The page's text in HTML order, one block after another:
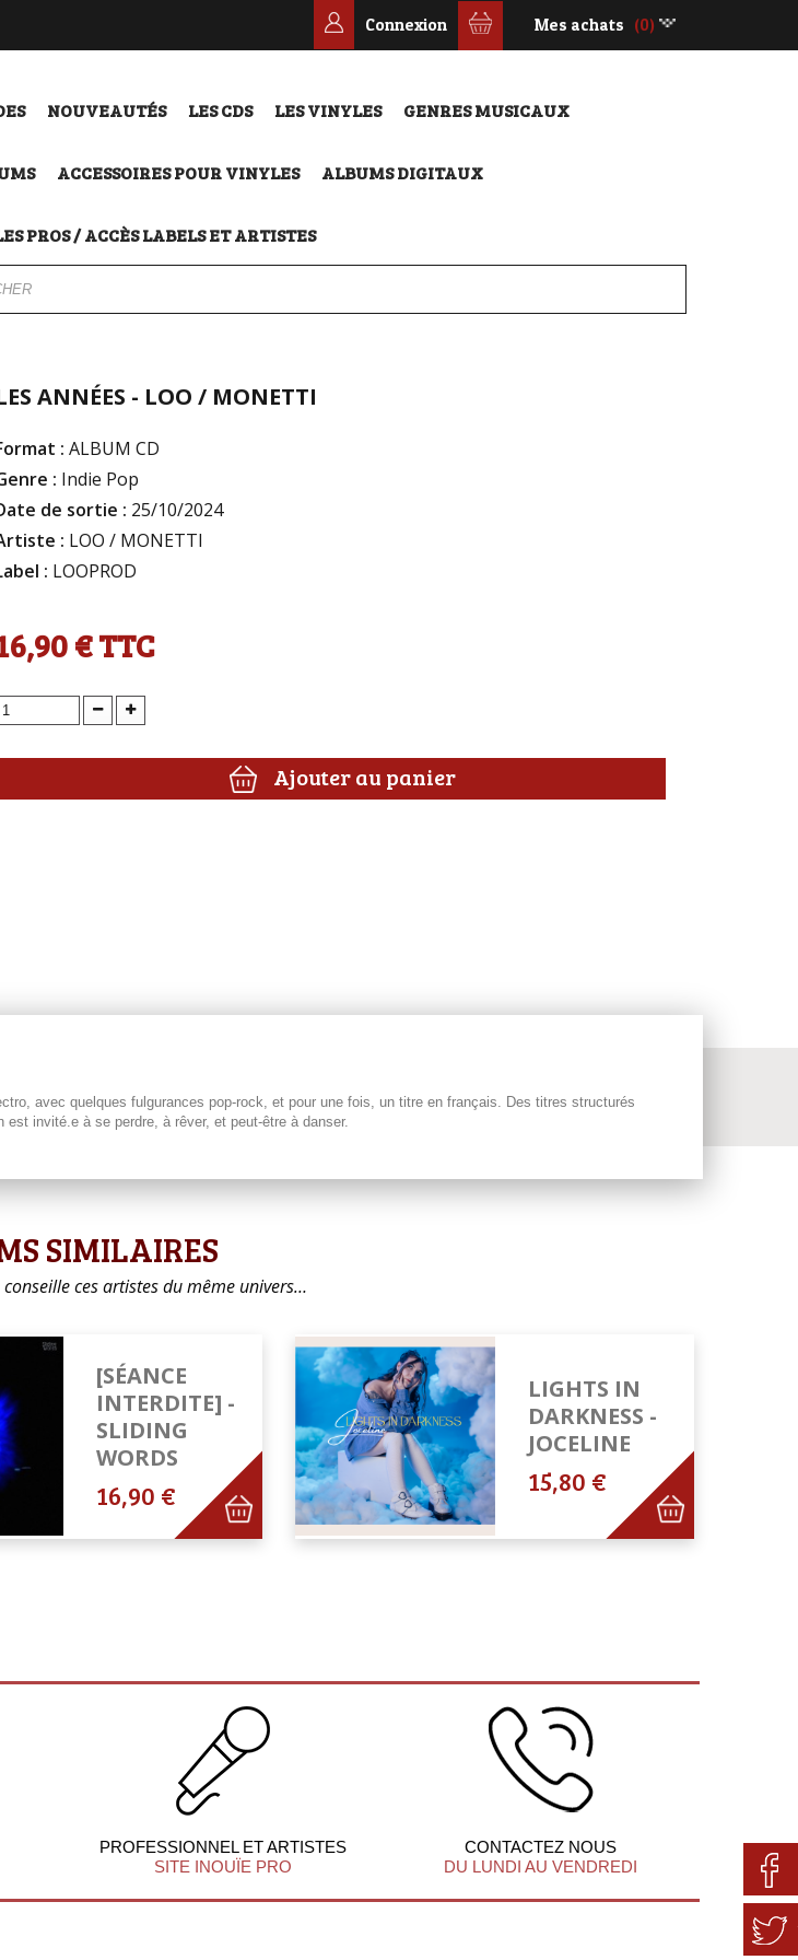
Mes achats (0)
Connexion
NOUVEAUTÉS LES CDS LES VINYLES GENRES MUSICAUX
ACCESSOIRES POUR VINYLES ALBUMS DIGITAUX
PROS / ACCÈS LABELS ET ARTISTES
ANNÉES - LOO / MONETTI
: ALBUM CD
: Indie Pop
de sortie : 25/10/2024
: LOO / MONETTI
: LOOPROD
€TTC
Ajouter au panier
avec quelques fulgurances pop-rock, et pour une fois, un titre en français. Des titres structurés
invité.e à se perdre, à rêver, et peut-être à danser.
SIMILAIRES
ces artistes du même univers…
[SÉANCE
INTERDITE] -
SLIDING
WORDS
16,90 €
LIGHTS IN
DARKNESS -
JOCELINE
15,80 €
PROFESSIONNEL ET ARTISTES
SITE INOUÏE PRO
CONTACTEZ NOUS
DU LUNDI AU VENDREDI